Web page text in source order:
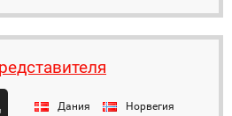
Дания
Норвегия